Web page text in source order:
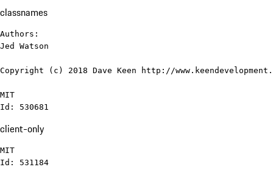
classnames
Authors:
Jed Watson
Copyright (c) 2018 Dave Keen http://
MIT
Id: 530681
client-only
MIT
Id: 531184